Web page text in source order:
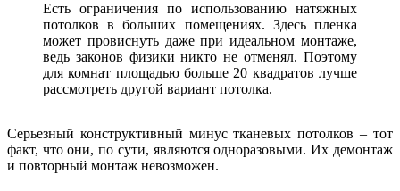
Есть ограничения по использованию натяжных
потолков в больших помещениях. Здесь пленка
может провиснуть даже при идеальном монтаже,
ведь законов физики никто не отменял. Поэтому
для комнат площадью больше 20 квадратов лучше
рассмотреть другой вариант потолка.
Серьезный конструктивный минус тканевых потолков – тот
факт, что они, по сути, являются одноразовыми. Их демонтаж
и повторный монтаж невозможен.